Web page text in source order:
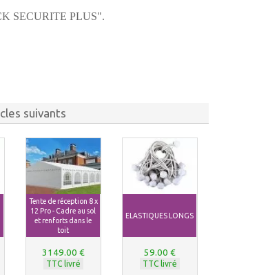
SECURITE PLUS".
suivants
Tente de réception 8 x
12 Pro - Cadre au sol
et renforts dans le
toit
3149.00 €
TTC livré
ELASTIQUES LONGS
59.00 €
TTC livré